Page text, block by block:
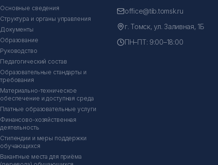
Основные сведения
Структура и органы управления
Документы
Образование
Руководство
Педагогический состав
Образовательные стандарты и
требования
Материально-техническое
обеспечение и доступная среда
Платные образовательные услуги
Финансово-хозяйственная
деятельность
Стипендии и меры поддержки
обучающихся
Вакантные места для приёма
office@tib.tomsk.ru
г. Томск, ул. Заливная, 1Б
ПН–ПТ: 9:00–18:00